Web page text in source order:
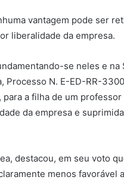
vantagem pode ser
liberalidade da empresa.
se neles e na
N. E-ED-RR-
a filha de um professor
da empresa e
destacou, em seu voto
menos favorável